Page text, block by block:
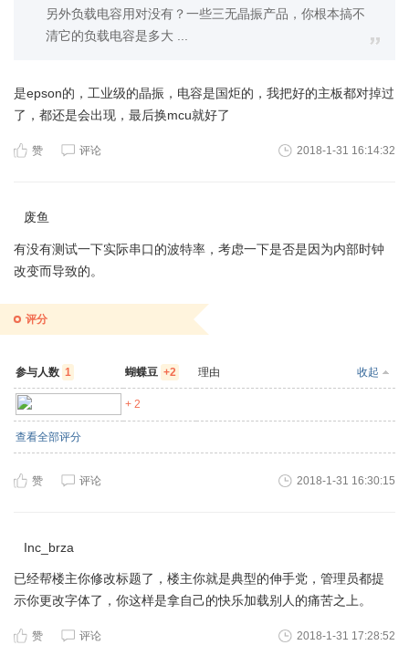
另外负载电容用对没有？一些三无晶振产品，你根本搞不
清它的负载电容是多大 ...
是epson的，工业级的晶振，电容是国炬的，我把好的主板都对掉过
了，都还是会出现，最后换mcu就好了
赞 评论 2018-1-31 16:14:32
废鱼
有没有测试一下实际串口的波特率，考虑一下是否是因为内部时钟
改变而导致的。
评分
参与人数 1 蝴蝶豆 +2 收起
理由
zero99
+ 2
查看全部评分
赞 评论 2018-1-31 16:30:15
Inc_brza
已经帮楼主你修改标题了，楼主你就是典型的伸手党，管理员都提
示你更改字体了，你这样是拿自己的快乐加载别人的痛苦之上。
赞 评论 2018-1-31 17:28:52